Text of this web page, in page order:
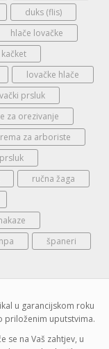
duks (flis)
hlače lovačke
kačket
lovačke hlače
prsluk
za orezivanje
za arboriste
prsluk
ručna žaga
španeri
u garancijskom roku
uputstvima.
se na Vaš zahtjev, u